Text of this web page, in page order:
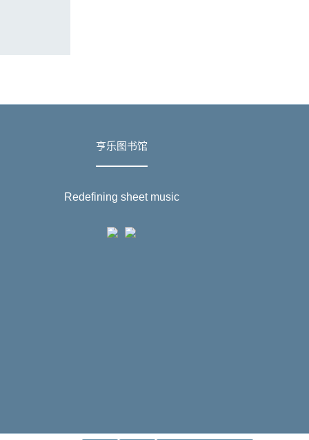
亨乐图书馆
Redefining sheet music